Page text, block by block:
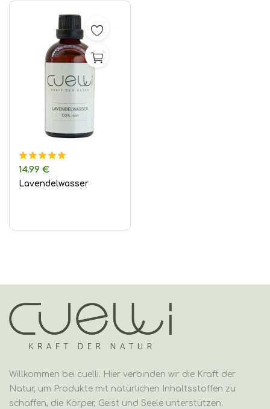
14.99 €
Lavendelwasser
Willkommen bei cuelli. Hier verbinden wir die Kraft der
Natur, um Produkte mit natürlichen Inhaltsstoffen zu
schaffen, die Körper, Geist und Seele unterstützen.